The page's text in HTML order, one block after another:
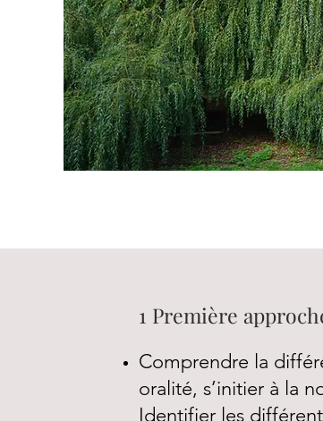
1 Première
Comprendre la
oralité, s’initier à la
Identifier les